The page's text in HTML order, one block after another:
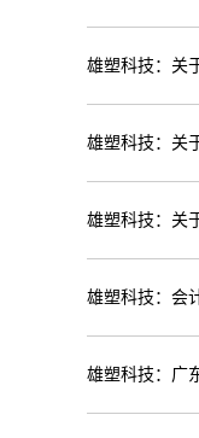
雄塑科技：关
雄塑科技：关
雄塑科技：关
雄塑科技：会
雄塑科技：广